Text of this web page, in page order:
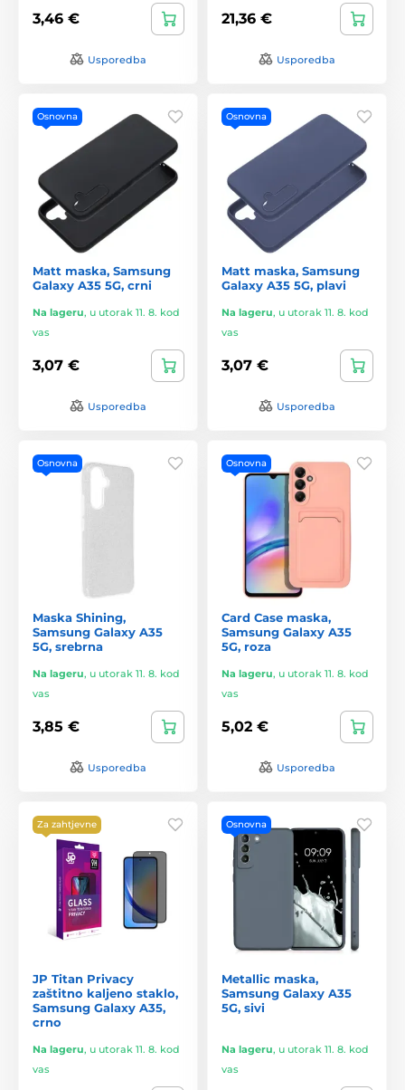
3,46 €
Usporedba
21,36 €
Usporedba
Osnovna
Matt maska, Samsung
Galaxy A35 5G, crni
Na lageru, u utorak 11. 8. kod
vas
3,07 €
Usporedba
Osnovna
Matt maska, Samsung
Galaxy A35 5G, plavi
Na lageru, u utorak 11. 8. kod
vas
3,07 €
Usporedba
Osnovna
Maska Shining,
Samsung Galaxy A35
5G, srebrna
Na lageru, u utorak 11. 8. kod
vas
3,85 €
Usporedba
Osnovna
Card Case maska,
Samsung Galaxy A35
5G, roza
Na lageru, u utorak 11. 8. kod
vas
5,02 €
Usporedba
Za zahtjevne
JP Titan Privacy
zaštitno kaljeno staklo,
Samsung Galaxy A35,
crno
Na lageru, u utorak 11. 8. kod
vas
Osnovna
Metallic maska,
Samsung Galaxy A35
5G, sivi
Na lageru, u utorak 11. 8. kod
vas